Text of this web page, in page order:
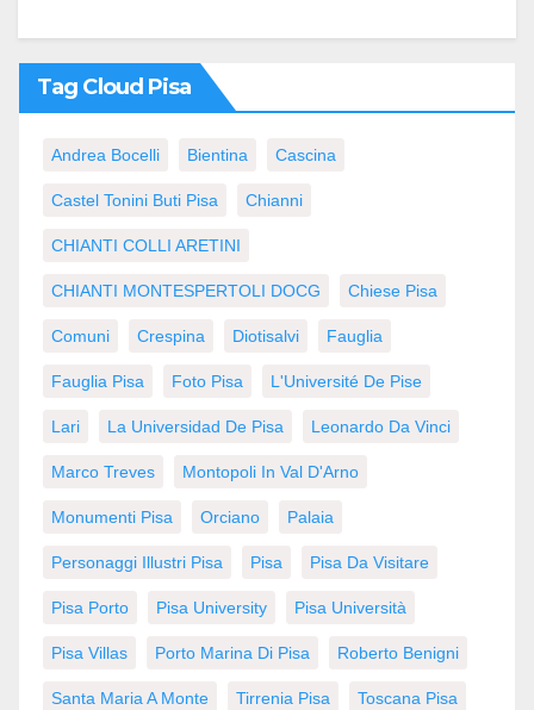
Tag Cloud Pisa
Andrea Bocelli Bientina Cascina
Castel Tonini Buti Pisa Chianni
CHIANTI COLLI ARETINI
CHIANTI MONTESPERTOLI DOCG Chiese Pisa
Comuni Crespina Diotisalvi Fauglia
Fauglia Pisa Foto Pisa L'Université De Pise
Lari La Universidad De Pisa Leonardo Da Vinci
Marco Treves Montopoli In Val D'Arno
Monumenti Pisa Orciano Palaia
Personaggi Illustri Pisa Pisa Pisa Da Visitare
Pisa Porto Pisa University Pisa Università
Pisa Villas Porto Marina Di Pisa Roberto Benigni
Santa Maria A Monte Tirrenia Pisa Toscana Pisa